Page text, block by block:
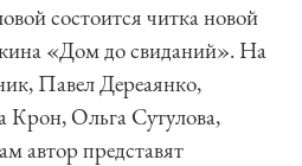
состоится читка новой
«Дом до свиданий». На
Павел Дереаянко,
Крон, Ольга Сутулова,
автор представят